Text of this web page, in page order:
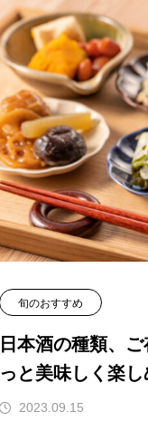
旬のおすすめ
日本酒の種類、
っと美味しく楽し
2023.09.15